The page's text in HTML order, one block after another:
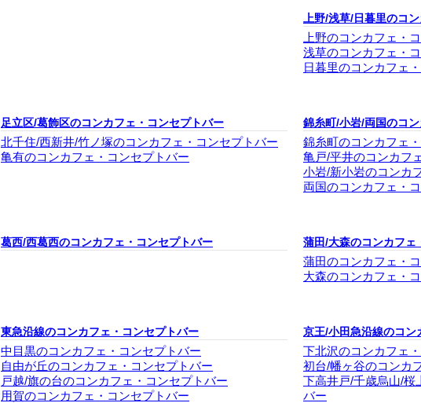
上野/浅草/日暮里のコ
上野のコンカフェ・
浅草のコンカフェ・
日暮里のコンカフェ
足立区/葛飾区のコンカフェ・コンセプトバー
北千住/西新井/竹ノ塚のコンカフェ・コンセプトバー
亀有のコンカフェ・コンセプトバー
錦糸町/小岩/両国のコ
錦糸町のコンカフェ
亀戸/平井のコンカフ
小岩/新小岩のコンカ
両国のコンカフェ・
葛西/西葛西のコンカフェ・コンセプトバー 蒲田/大森のコンカフェ
蒲田のコンカフェ・
大森のコンカフェ・
東急沿線のコンカフェ・コンセプトバー
中目黒のコンカフェ・コンセプトバー
自由が丘のコンカフェ・コンセプトバー
戸越/旗の台のコンカフェ・コンセプトバー
用賀のコンカフェ・コンセプトバー
京王/小田急沿線のコン
下北沢のコンカフェ
初台/幡ヶ谷のコンカ
下高井戸/千歳烏山/桜
バー